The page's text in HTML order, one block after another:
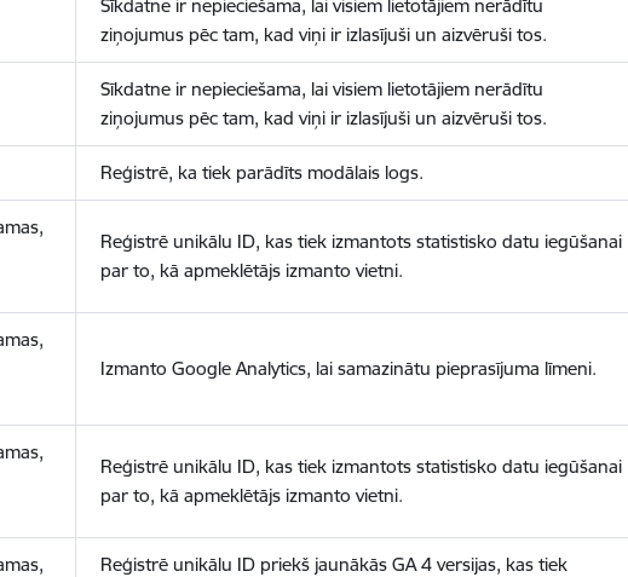
Sīkdatne ir nepieciešama, lai visiem lietotājiem nerādītu
ziņojumus pēc tam, kad viņi ir izlasījuši un aizvēruši tos.
Sīkdatne ir nepieciešama, lai visiem lietotājiem nerādītu
ziņojumus pēc tam, kad viņi ir izlasījuši un aizvēruši tos.
Reģistrē, ka tiek parādīts modālais logs.
Reģistrē unikālu ID, kas tiek izmantots statistisko datu iegūšanai
par to, kā apmeklētājs izmanto vietni.
Izmanto Google Analytics, lai samazinātu pieprasījuma līmeni.
Reģistrē unikālu ID, kas tiek izmantots statistisko datu iegūšanai
par to, kā apmeklētājs izmanto vietni.
Reģistrē unikālu ID priekš jaunākās GA 4 versijas, kas tiek